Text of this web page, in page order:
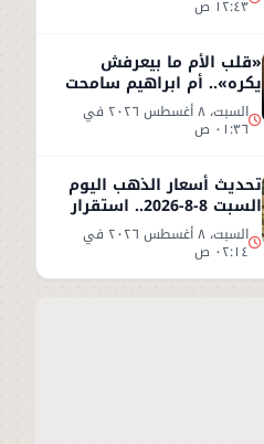
١٢:٤٣ ص
«قلب الأم ما بيعرفش
يكره».. أم ابراهيم سامحت
ابنها بعد طردها من المنزل
!! السبت، ٨ أغسطس ٢٠٢٦ في
٠١:٣٦ ص
تحديث أسعار الذهب اليوم
السبت 8-8-2026.. استقرار
نسبي في سوق الصاغة
السبت، ٨ أغسطس ٢٠٢٦ في
٠٢:١٤ ص